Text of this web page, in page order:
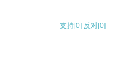
支持[0] 反对[0]